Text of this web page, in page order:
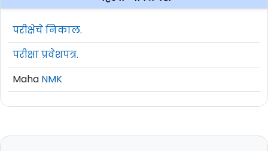
परीक्षेचे निकाल.
परीक्षा प्रवेशपत्र.
Maha NMK